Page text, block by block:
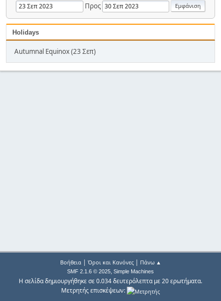
Προς
Holidays
Autumnal Equinox (23 Σεπ)
Βοήθεια| Όροι και Κανόνες| Πάνω ▲
SMF 2.1.6 © 2025, Simple Machines
Η σελίδα δημιουργήθηκε σε 0.034 δευτερόλεπτα με 20 ερωτήματα.
Μετρητής επισκέψεων: